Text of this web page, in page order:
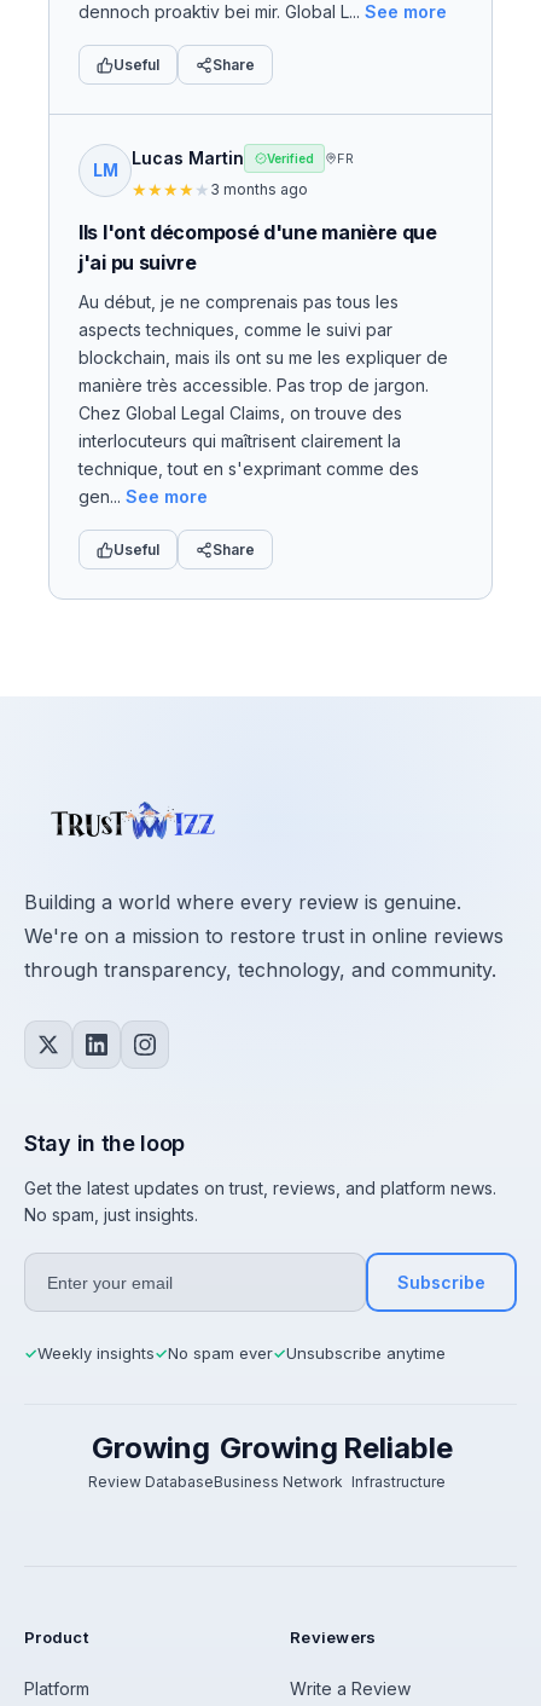
dennoch proaktiv bei mir. Global L... See more
Useful Share
LM
Lucas Martin Verified FR
★★★★★ 3 months ago
Ils l'ont décomposé d'une manière que
j'ai pu suivre
Au début, je ne comprenais pas tous les
aspects techniques, comme le suivi par
blockchain, mais ils ont su me les expliquer de
manière très accessible. Pas trop de jargon.
Chez Global Legal Claims, on trouve des
interlocuteurs qui maîtrisent clairement la
technique, tout en s'exprimant comme des
gen... See more
Useful Share
Building a world where every review is genuine.
We're on a mission to restore trust in online reviews
through transparency, technology, and community.
Stay in the loop
Get the latest updates on trust, reviews, and platform news.
No spam, just insights.
Subscribe
✓Weekly insights✓No spam ever✓Unsubscribe anytime
Growing
Review Database
Growing
Business Network
Reliable
Infrastructure
Product
Platform
Reviewers
Write a Review